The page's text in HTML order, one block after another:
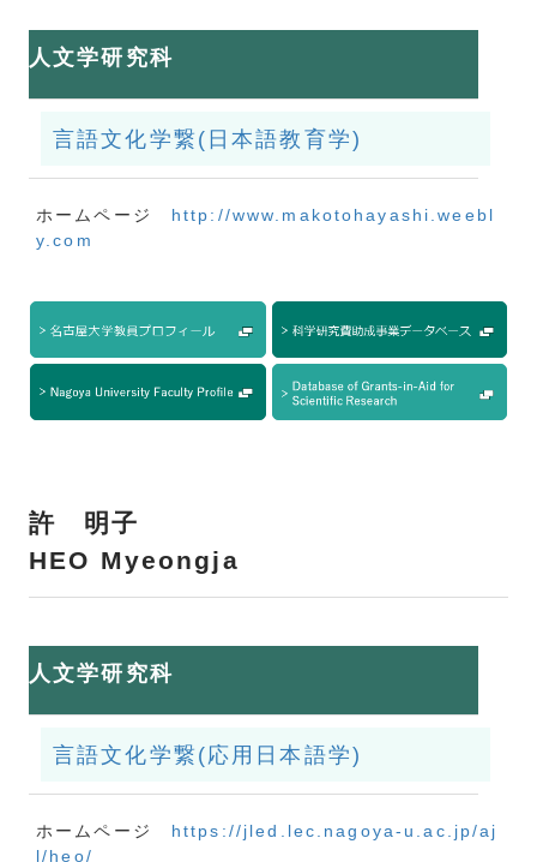
人文学研究科
言語文化学繋(日本語教育学)
ホームページ http://www.makotohayashi.weebl
y.com
許 明子
HEO Myeongja
人文学研究科
言語文化学繋(応用日本語学)
ホームページ https://jled.lec.nagoya-u.ac.jp/aj
l/heo/